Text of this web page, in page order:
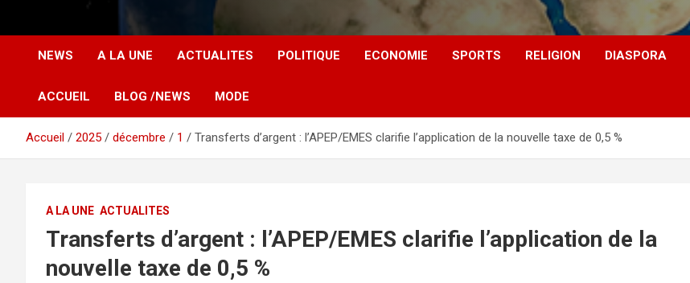
DIASPORA PULSE
NEWS A LA UNE ACTUALITES POLITIQUE ECONOMIE SPORTS RELIGION DIASPORA
ACCUEIL BLOG /NEWS MODE
Accueil 2025 décembre 1 Transferts d’argent : l’APEP/EMES clarifie l’application de la nouvelle taxe de 0,5 %
A LA UNE ACTUALITES
Transferts d’argent : l’APEP/EMES clarifie l’application de la
nouvelle taxe de 0,5 %